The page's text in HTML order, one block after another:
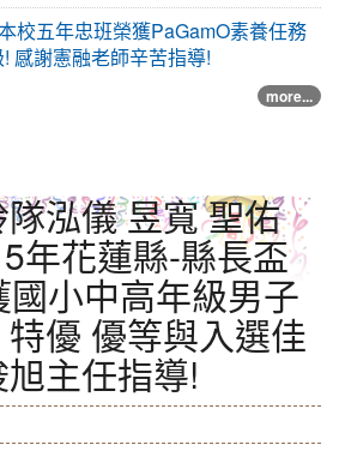
校五年忠班榮獲PaGamO素養任務
感謝憲融老師辛苦指導!
more...
泓儀 昱寬 聖佑
年花蓮縣-縣長盃
小中高年級男子
優 優等與入選佳
主任指導!